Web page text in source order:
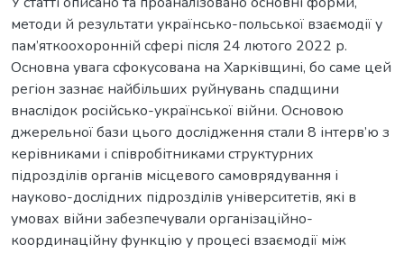
методи й результати українсько-польської взаємодії у
пам’яткоохоронній сфері після 24 лютого 2022 р.
Основна увага сфокусована на Харківщині, бо саме цей
регіон зазнає найбільших руйнувань спадщини
внаслідок російсько-української війни. Основою
джерельної бази цього дослідження стали 8 інтерв’ю з
керівниками і співробітниками структурних
підрозділів органів місцевого самоврядування і
науково-дослідних підрозділів університетів, які в
умовах війни забезпечували організаційно-
координаційну функцію у процесі взаємодії між